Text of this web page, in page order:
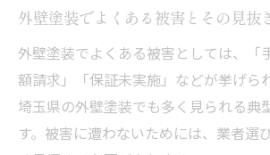
外壁塗装でよくある被害とその見抜
外壁塗装でよくある被害としては、「
額請求」「保証未実施」などが挙げら
埼玉県の外壁塗装でも多く見られる典
す。被害に遭わないためには、業者選